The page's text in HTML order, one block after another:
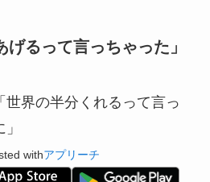
るって言っちゃった」
世界の半分くれるって言っ
withアプリーチ